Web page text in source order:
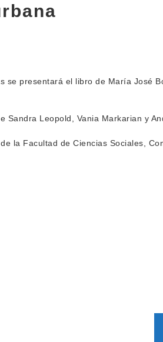
se presentará el libro de María José
Sandra Leopold, Vania Markarian y
la Facultad de Ciencias Sociales,